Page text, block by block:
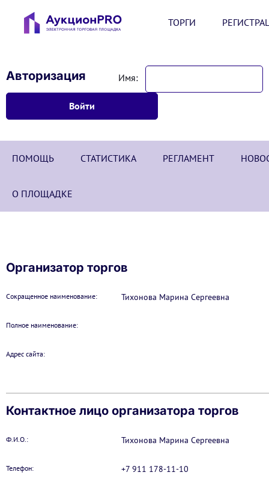
ТОРГИ
Авторизация Имя:
ПОМОЩЬ СТАТИСТИКА РЕГЛАМЕНТ
О ПЛОЩАДКЕ
Организатор торгов
Сокращенное наименование: Тихонова Марина Сергеевна
Полное наименование:
Адрес сайта:
Контактное лицо организатора торгов
Ф.И.О.: Тихонова Марина Сергеевна
Телефон: +7 911 178-11-10